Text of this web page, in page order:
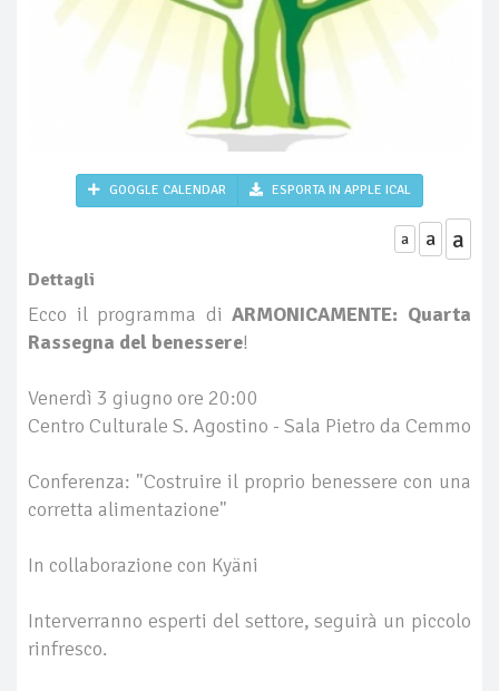
GOOGLE CALENDAR ESPORTA IN APPLE ICAL
a a a
Dettagli
Ecco il programma diARMONICAMENTE: Quarta
Rassegna del benessere!
Venerdì 3 giugno ore 20:00
Centro Culturale S. Agostino - Sala Pietro da Cemmo
Conferenza: "Costruire il proprio benessere con una
corretta alimentazione"
In collaborazione con Kyäni
Interverranno esperti del settore, seguirà un piccolo
rinfresco.